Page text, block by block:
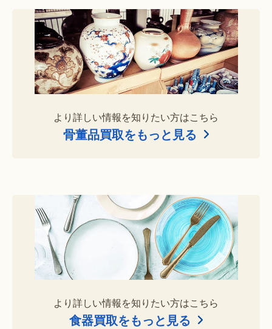
より詳しい情報を知りたい方はこちら
骨董品買取をもっと見る
より詳しい情報を知りたい方はこちら
食器買取をもっと見る